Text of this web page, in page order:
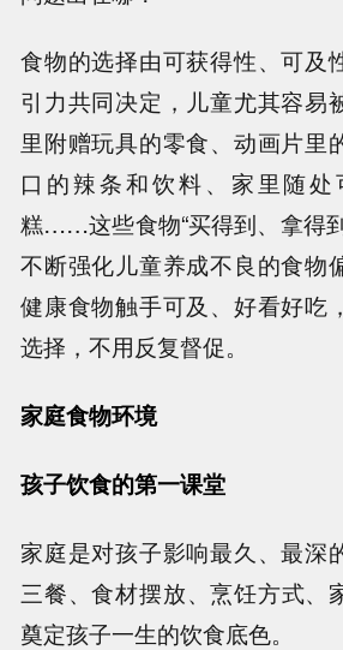
食物的选择由可获得性、可及
引力共同决定，儿童尤其容易
里附赠玩具的零食、动画片里
口的辣条和饮料、家里随
糕……这些食物“买得到、拿得
不断强化儿童养成不良的食物
健康食物触手可及、好看好吃
选择，不用反复督促。
家庭食物环境
孩子饮食的第一课堂
家庭是对孩子影响最久、最深
三餐、食材摆放、烹饪方式
奠定孩子一生的饮食底色。